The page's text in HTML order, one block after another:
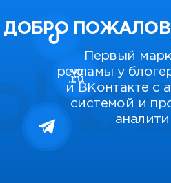
ДОБРО
Первый
рекламы у
и ВКонтакте с
системой и